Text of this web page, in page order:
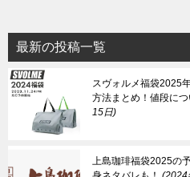
最新の投稿一覧
スヴォルメ福袋2025
方法まとめ！値段につ
15日
上島珈琲福袋2025の